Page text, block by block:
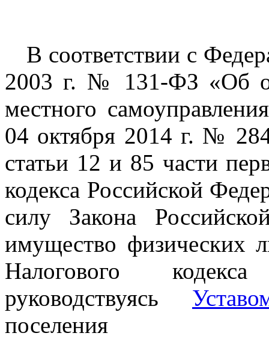
В соответствии с
2003 г. № 131-ФЗ «Об
местного
04 октября 2014 г. №
статьи 12 и 85 части
кодекса Российской
силу Закона
имущество физических
Налогового
руководствуясь
поселения